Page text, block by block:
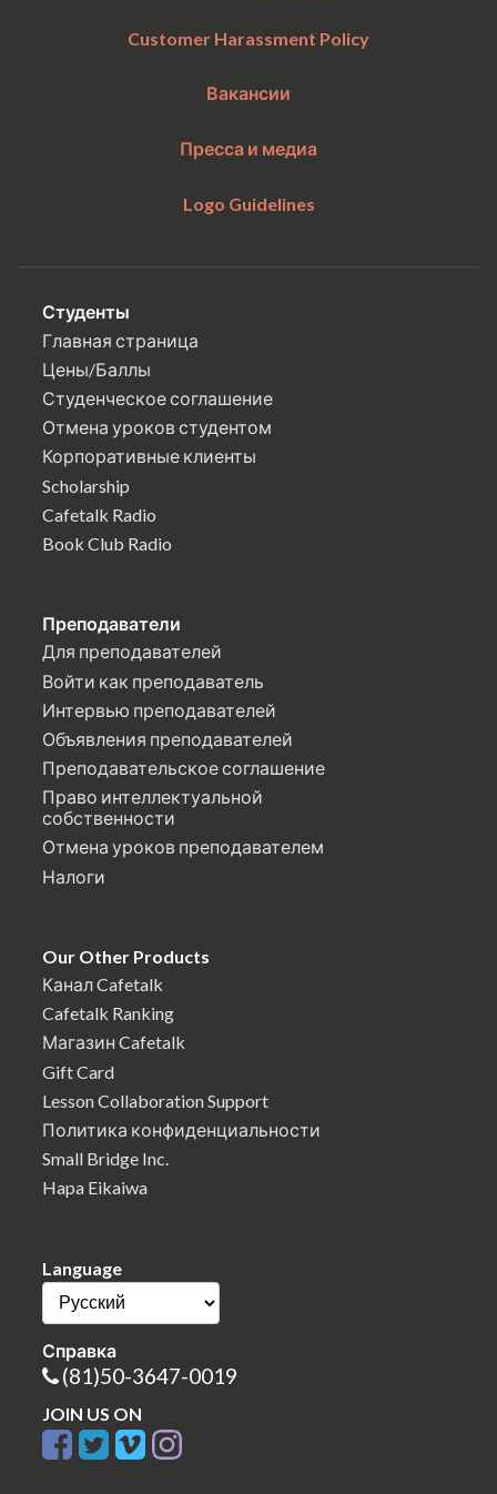
Customer Harassment Policy
Вакансии
Пресса и медиа
Logo Guidelines
Студенты
Главная страница
Цены/Баллы
Студенческое соглашение
Отмена уроков студентом
Корпоративные клиенты
Scholarship
Cafetalk Radio
Book Club Radio
Преподаватели
Для преподавателей
Войти как преподаватель
Интервью преподавателей
Объявления преподавателей
Преподавательское соглашение
Право интеллектуальной
собственности
Отмена уроков преподавателем
Налоги
Our Other Products
Канал Cafetalk
Cafetalk Ranking
Магазин Cafetalk
Gift Card
Lesson Collaboration Support
Политика конфиденциальности
Small Bridge Inc.
Hapa Eikaiwa
Language
Справка
(81)50-3647-0019
JOIN US ON